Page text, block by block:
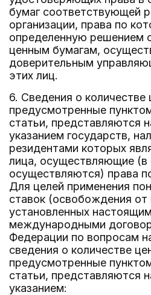
бумаг соответствующей
организации, права по
определенную решением
ценным бумагам,
доверительным
этих лиц.
6. Сведения о количестве
предусмотренные
статьи, представляются
указанием государств,
резидентами которых
лица, осуществляющие (в
осуществляются) права
Для целей применения
ставок (освобождения от
установленных
международными
Федерации по вопросам
сведения о количестве
предусмотренные
статьи, представляются
указанием: